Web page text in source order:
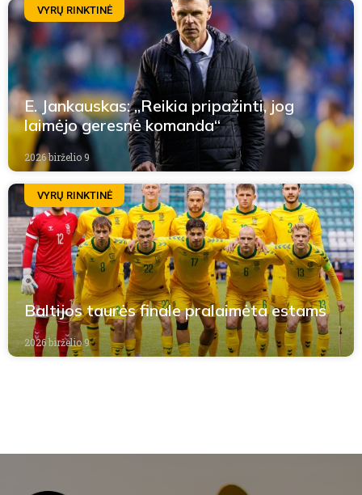
VYRŲ RINKTINĖ
E. Jankauskas: „Reikia pripažinti, jog
laimėjo geresnė komanda“
2026 birželio 9
VYRŲ RINKTINĖ
Baltijos taurės finale pralaimėta estams
2026 birželio 9